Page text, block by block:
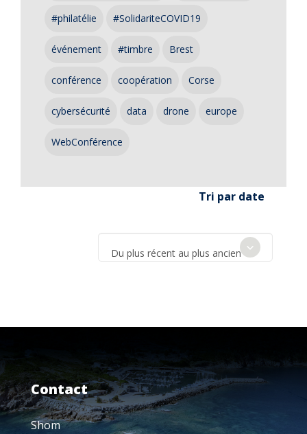
#philatélie #SolidariteCOVID19
événement #timbre Brest
conférence coopération Corse
cybersécurité data drone europe
WebConférence
Tri par date
Du plus récent au plus ancien
Contact
Shom